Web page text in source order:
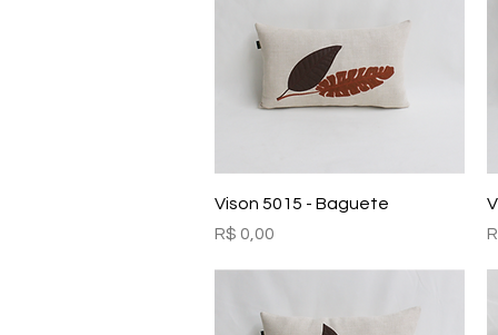
Visualização rápida
Vison 5015 - Baguete
Preço
R$ 0,00